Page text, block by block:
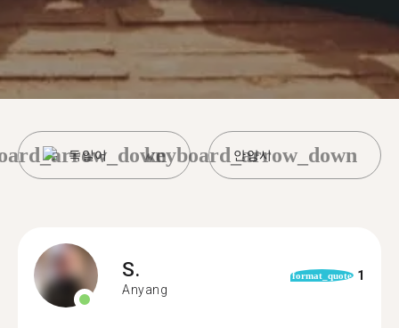
독일어 안양시
keyboard_arrow_down
S.
Anyang
format_quote 1